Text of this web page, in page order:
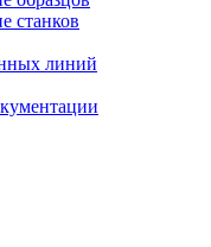
станков
линий